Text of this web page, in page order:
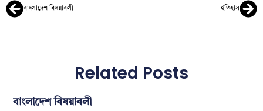
বাংলাদেশ বিষয়াবলী ইতিহাস
Related Posts
বাংলাদেশ বিষয়াবলী